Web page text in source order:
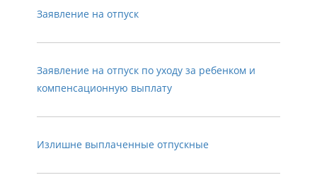
Заявление на отпуск
Заявление на отпуск по уходу за ребенком и
компенсационную выплату
Излишне выплаченные отпускные